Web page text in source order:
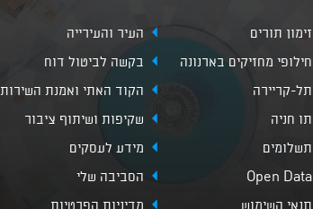
זימון תורים
העיר והעירייה
חילופי מחזיקים בארנונה
בקשה לביטול דוח
תל-קריירה
הקוד האתי ואמנת השירות
תו חניה
שקיפות ושיתוף ציבור
תשלומים
מידע לעסקים
Open Data
הסביבה שלי